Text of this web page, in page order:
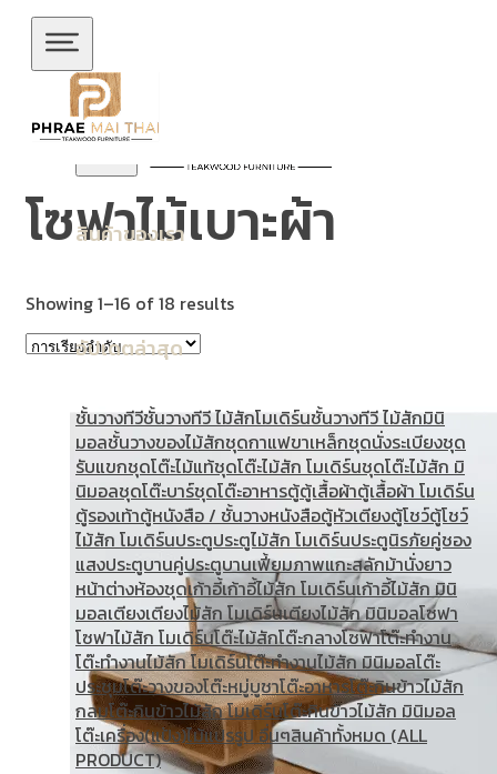
ข้ามไปยังเนื้อหาหลัก
สินค้าของเรา
อัปเดตล่าสุด
ชั้นวางทีวีชั้นวางทีวี ไม้สักโมเดิร์นชั้นวางทีวี ไม้สักมินิ
มอลชั้นวางของไม้สักชุดกาแฟขาเหล็กชุดนั่งระเบียงชุด
รับแขกชุดโต๊ะไม้แท้ชุดโต๊ะไม้สัก โมเดิร์นชุดโต๊ะไม้สัก มิ
นิมอลชุดโต๊ะบาร์ชุดโต๊ะอาหารตู้ตู้เสื้อผ้าตู้เสื้อผ้า โมเดิร์น
ตู้รองเท้าตู้หนังสือ / ชั้นวางหนังสือตู้หัวเตียงตู้โชว์ตู้โชว์
ไม้สัก โมเดิร์นประตูประตูไม้สัก โมเดิร์นประตูนิรภัยคู่ชอง
แสงประตูบานคู่ประตูบานเฟี้ยมภาพแกะสลักม้านั่งยาว
หน้าต่างห้องชุดเก้าอี้เก้าอี้ไม้สัก โมเดิร์นเก้าอี้ไม้สัก มินิ
มอลเตียงเตียงไม้สัก โมเดิร์นเตียงไม้สัก มินิมอลโซฟา
โซฟาไม้สัก โมเดิร์นโต๊ะไม้สักโต๊ะกลางโซฟาโต๊ะทำงาน
โต๊ะทํางานไม้สัก โมเดิร์นโต๊ะทำงานไม้สัก มินิมอลโต๊ะ
ประชุมโต๊ะวางของโต๊ะหมู่บูชาโต๊ะอาหารโต๊ะกินข้าวไม้สัก
กลมโต๊ะกินข้าวไม้สัก โมเดิร์นโต๊ะกินข้าวไม้สัก มินิมอล
โต๊ะเครื่อง(แป้ง)ไม้แปรรูป อื่นๆสินค้าทั้งหมด (ALL
PRODUCT)
โซฟาไม้เบาะผ้า
Showing 1–16 of 18 results